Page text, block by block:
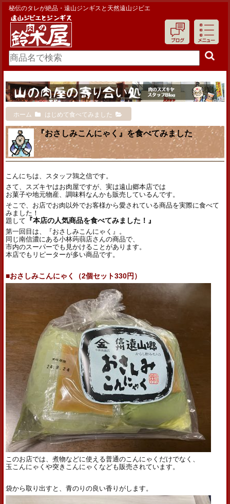
秘伝のタレが絶品・遠山ジンギスと天然遠山ジビエ
ホーム はじめて食べてみました
『おさしみこんにゃく』を食べてみました
こんにちは、スタッフ鶉之信です。
さて、スズキヤはお肉屋ですが、実は遠山郷本店では
お菓子や地元物産、調味料なんかも販売しているんです。
そこで、お店でお肉以外でお客様から愛されている商品を実際に食べて
みました！
題して 『本店の人気商品を食べてみました！』
第一回目は、『おさしみこんにゃく』。
同じ南信濃にある小林蒟蒻店さんの商品で、
市内のスーパーでも見かけることがあります。
本店でもリピーターが多い商品です。
■おさしみこんにゃく（2個セット330円）
このお店では、煮物などに使える普通のこんにゃくだけでなく、
玉こんにゃくや突きこんにゃくなども販売されています。
袋から取り出すと、青のりの良い香りがします。